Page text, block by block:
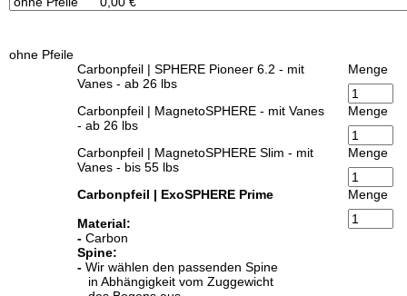
ohne Pfeile
Carbonpfeil | SPHERE Pioneer 6.2 - mit
Vanes - ab 26 lbs
Menge
Carbonpfeil | MagnetoSPHERE - mit Vanes
- ab 26 lbs
Menge
Carbonpfeil | MagnetoSPHERE Slim - mit
Vanes - bis 55 lbs
Menge
Carbonpfeil | ExoSPHERE Prime
Material:
- Carbon
Spine:
- Wir wählen den passenden Spine
in Abhängigkeit vom Zuggewicht
Menge